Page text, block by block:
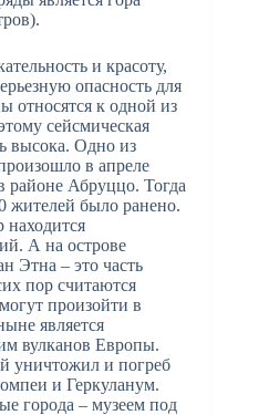
и красоту,
опасность для
к одной из
сейсмическая
высока. Одно из
в апреле
районе Абруццо. Тогда
жителей было ранено.
А на острове
Этна – это часть
пор считаются
произойти в
является
вулканов Европы.
уничтожил и погреб
и Геркуланум.
города – музеем под